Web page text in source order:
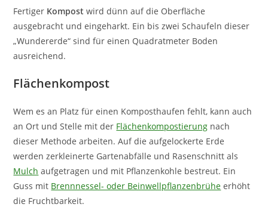
Fertiger Kompost wird dünn auf die Oberfläche
ausgebracht und eingeharkt. Ein bis zwei Schaufeln dieser
„Wundererde“ sind für einen Quadratmeter Boden
ausreichend.
Flächenkompost
Wem es an Platz für einen Komposthaufen fehlt, kann auch
an Ort und Stelle mit der Flächenkompostierung nach
dieser Methode arbeiten. Auf die aufgelockerte Erde
werden zerkleinerte Gartenabfälle und Rasenschnitt als
Mulch aufgetragen und mit Pflanzenkohle bestreut. Ein
Guss mit Brennnessel- oder Beinwellpflanzenbrühe erhöht
die Fruchtbarkeit.